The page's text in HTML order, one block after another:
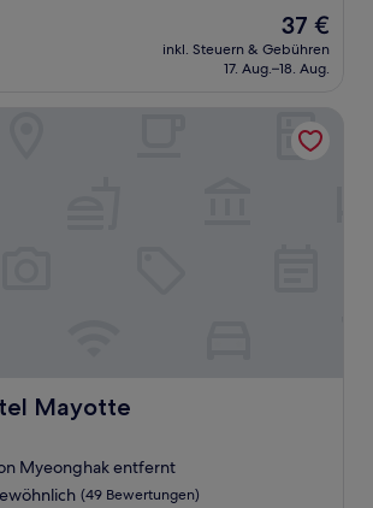
Der
Preis
beträgt
37 €
inkl. Steuern & Gebühren
17. Aug.–18. Aug.
Mayotte
Myeonghak entfernt
(49 Bewertungen)